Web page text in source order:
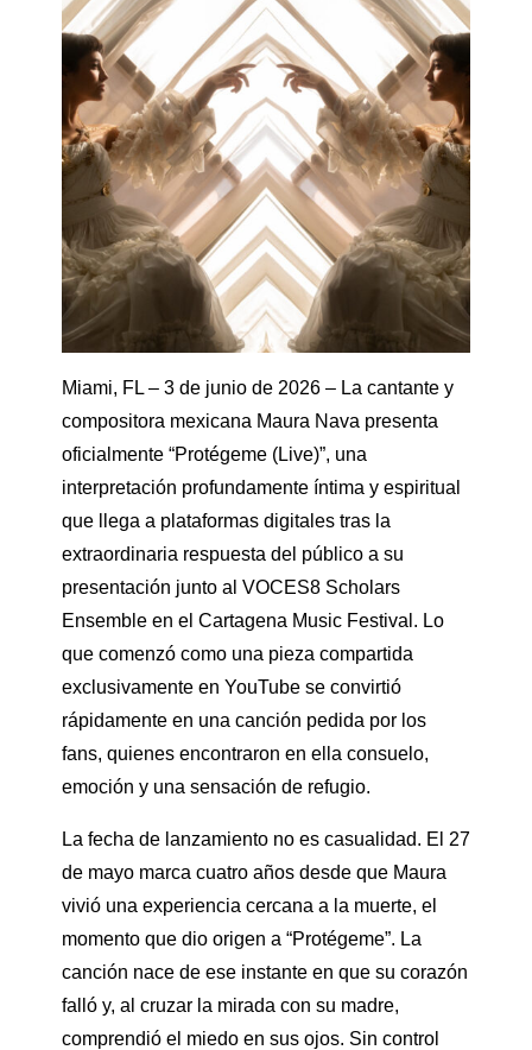
Miami, FL – 3 de junio de 2026 – La cantante y
compositora mexicana Maura Nava presenta
oficialmente “Protégeme (Live)”, una
interpretación profundamente íntima y espiritual
que llega a plataformas digitales tras la
extraordinaria respuesta del público a su
presentación junto al VOCES8 Scholars
Ensemble en el Cartagena Music Festival. Lo
que comenzó como una pieza compartida
exclusivamente en YouTube se convirtió
rápidamente en una canción pedida por los
fans, quienes encontraron en ella consuelo,
emoción y una sensación de refugio.
La fecha de lanzamiento no es casualidad. El 27
de mayo marca cuatro años desde que Maura
vivió una experiencia cercana a la muerte, el
momento que dio origen a “Protégeme”. La
canción nace de ese instante en que su corazón
falló y, al cruzar la mirada con su madre,
comprendió el miedo en sus ojos. Sin control